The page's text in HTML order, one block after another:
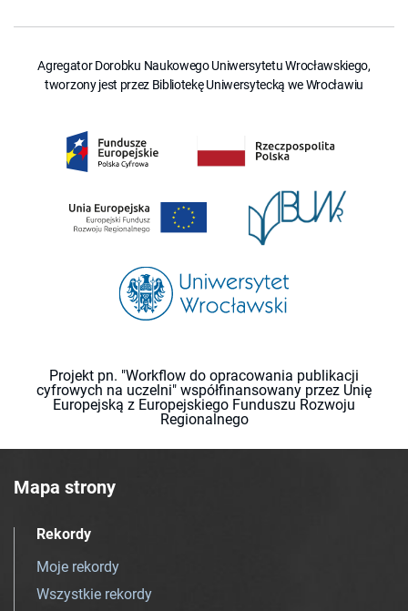
Agregator Dorobku Naukowego Uniwersytetu Wrocławskiego,
tworzony jest przez Bibliotekę Uniwersytecką we Wrocławiu
Projekt pn. "Workflow do opracowania publikacji
cyfrowych na uczelni" współfinansowany przez Unię
Europejską z Europejskiego Funduszu Rozwoju
Regionalnego
Mapa strony
Rekordy
Moje rekordy
Wszystkie rekordy